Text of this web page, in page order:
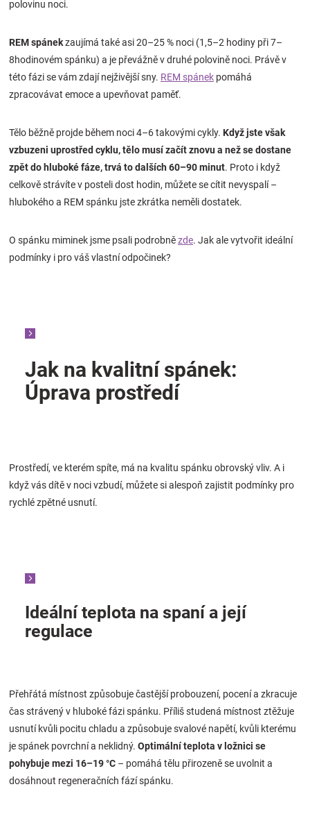
polovinu noci.
REM spánekzaujímá také asi 20–25 % noci (1,5–2 hodiny při 7–
8hodinovém spánku) a je převážně v druhé polovině noci. Právě v
této fázi se vám zdají nejživější sny. REM spánek pomáhá
zpracovávat emoce a upevňovat paměť.
Tělo běžně projde během noci 4–6 takovými cykly. Když jste však
vzbuzeni uprostřed cyklu, tělo musí začít znovu a než se dostane
zpět do hluboké fáze, trvá to dalších 60–90 minut. Proto i když
celkově strávíte v posteli dost hodin, můžete se cítit nevyspalí –
hlubokého a REM spánku jste zkrátka neměli dostatek.
O spánku miminek jsme psali podrobnězde. Jak ale vytvořit ideální
podmínky i pro váš vlastní odpočinek?
Jak na kvalitní spánek:
Úprava prostředí
Prostředí, ve kterém spíte, má na kvalitu spánku obrovský vliv. A i
když vás dítě v noci vzbudí, můžete si alespoň zajistit podmínky pro
rychlé zpětné usnutí.
Ideální teplota na spaní a její
regulace
Přehřátá místnost způsobuje častější probouzení, pocení a zkracuje
čas strávený v hluboké fázi spánku. Příliš studená místnost ztěžuje
usnutí kvůli pocitu chladu a způsobuje svalové napětí, kvůli kterému
je spánek povrchní a neklidný. Optimální teplota v ložnici se
pohybuje mezi 16–19 °C – pomáhá tělu přirozeně se uvolnit a
dosáhnout regeneračních fází spánku.